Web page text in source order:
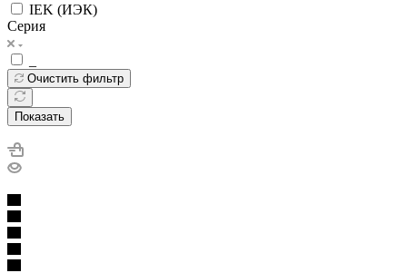
IEK (ИЭК)
Серия
Очистить фильтр
Показать